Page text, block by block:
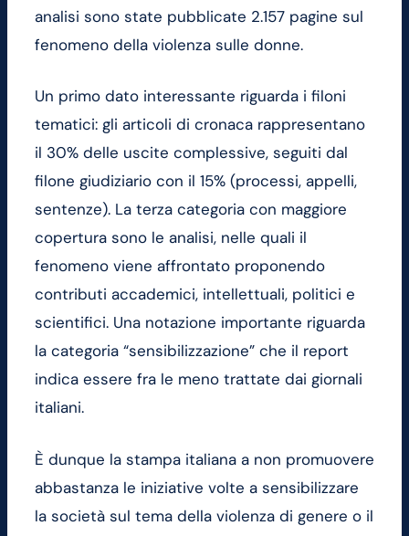
analisi sono state pubblicate 2.157 pagine sul
fenomeno della violenza sulle donne.
Un primo dato interessante riguarda i filoni
tematici: gli articoli di cronaca rappresentano
il 30% delle uscite complessive, seguiti dal
filone giudiziario con il 15% (processi, appelli,
sentenze). La terza categoria con maggiore
copertura sono le analisi, nelle quali il
fenomeno viene affrontato proponendo
contributi accademici, intellettuali, politici e
scientifici. Una notazione importante riguarda
la categoria “sensibilizzazione” che il report
indica essere fra le meno trattate dai giornali
italiani.
È dunque la stampa italiana a non promuovere
abbastanza le iniziative volte a sensibilizzare
la società sul tema della violenza di genere o il